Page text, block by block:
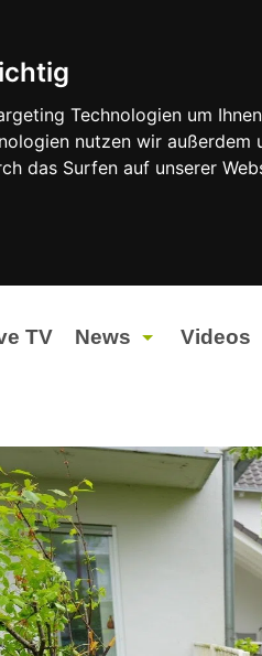
Technologien um
nutzen wir
das Surfen auf unserer
TV News
Landtagswahlen
Lokales
Partner Content
Sport
Videos